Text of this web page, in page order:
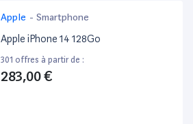
Apple - Smartphone
Apple iPhone 14 128Go
301 offres à partir de :
283,00 €